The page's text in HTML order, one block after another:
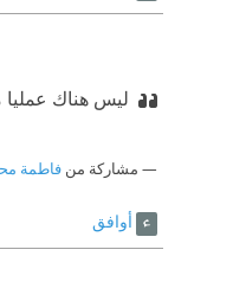
ليس هناك عمليا
مشاركة منفاطمة
أوافق